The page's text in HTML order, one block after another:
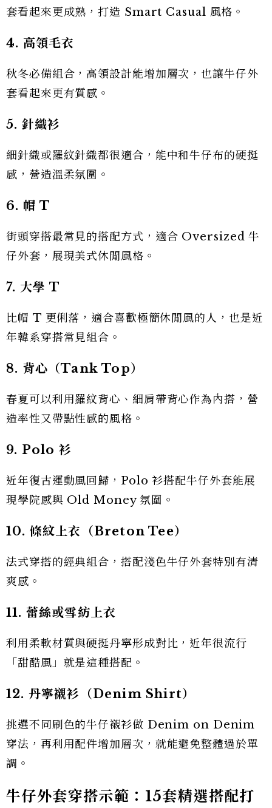
套看起來更成熟，打造 Smart Casual 風格。
4. 高領毛衣
秋冬必備組合，高領設計能增加層次，也讓牛仔外
套看起來更有質感。
5. 針織衫
細針織或羅紋針織都很適合，能中和牛仔布的硬挺
感，營造溫柔氛圍。
6. 帽 T
街頭穿搭最常見的搭配方式，適合 Oversized 牛
仔外套，展現美式休閒風格。
7. 大學 T
比帽 T 更俐落，適合喜歡極簡休閒風的人，也是近
年韓系穿搭常見組合。
8. 背心（Tank Top）
春夏可以利用羅紋背心、細肩帶背心作為內搭，營
造率性又帶點性感的風格。
9. Polo 衫
近年復古運動風回歸，Polo 衫搭配牛仔外套能展
現學院感與 Old Money 氛圍。
10. 條紋上衣（Breton Tee）
法式穿搭的經典組合，搭配淺色牛仔外套特別有清
爽感。
11. 蕾絲或雪紡上衣
利用柔軟材質與硬挺丹寧形成對比，近年很流行
「甜酷風」就是這種搭配。
12. 丹寧襯衫（Denim Shirt）
挑選不同刷色的牛仔襯衫做 Denim on Denim
穿法，再利用配件增加層次，就能避免整體過於單
調。
牛仔外套穿搭示範：15套精選搭配打